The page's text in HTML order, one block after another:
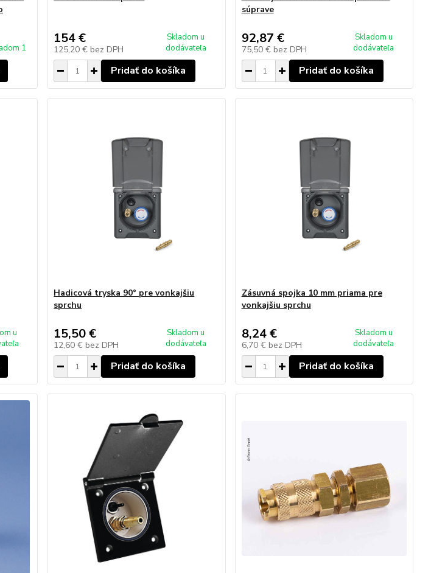
1
154 €
125,20 € bez DPH
Skladom u
dodávateľa
Pridať do košíka
súprave
92,87 €
75,50 € bez DPH
Skladom u
dodávateľa
Pridať do košíka
u
Hadicová tryska 90° pre vonkajšiu
sprchu
15,50 €
12,60 € bez DPH
Skladom u
dodávateľa
Pridať do košíka
Zásuvná spojka 10 mm priama pre
vonkajšiu sprchu
8,24 €
6,70 € bez DPH
Skladom u
dodávateľa
Pridať do košíka